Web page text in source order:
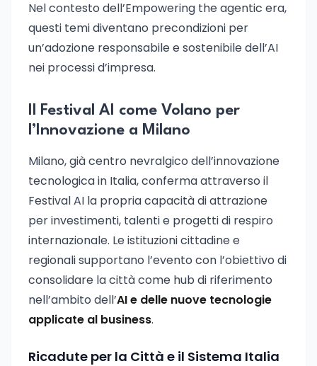
Nel contesto dell’Empowering the agentic era,
questi temi diventano precondizioni per
un’adozione responsabile e sostenibile dell’AI
nei processi d’impresa.
Il Festival AI come Volano per
l’Innovazione a Milano
Milano, già centro nevralgico dell’innovazione
tecnologica in Italia, conferma attraverso il
Festival AI la propria capacità di attrazione
per investimenti, talenti e progetti di respiro
internazionale. Le istituzioni cittadine e
regionali supportano l’evento con l’obiettivo di
consolidare la città come hub di riferimento
nell’ambito dell’AI e delle nuove tecnologie
applicate al business.
Ricadute per la Città e il Sistema Italia